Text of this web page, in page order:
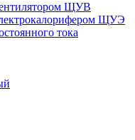
ЩУВ
ЩУЭ
тока